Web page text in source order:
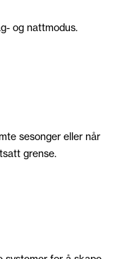
og nattmodus.
sesonger eller når
grense.